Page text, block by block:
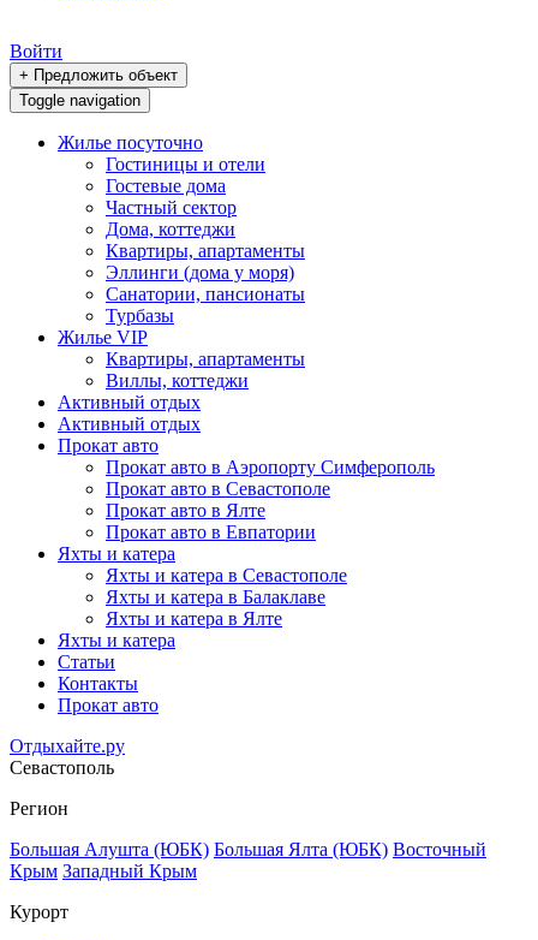
Войти
+ Предложить объект
Toggle navigation
Жилье посуточно
Гостиницы и отели
Гостевые дома
Частный сектор
Дома, коттеджи
Квартиры, апартаменты
Эллинги (дома у моря)
Санатории, пансионаты
Турбазы
Жилье VIP
Квартиры, апартаменты
Виллы, коттеджи
Активный отдых
Активный отдых
Прокат авто
Прокат авто в Аэропорту Симферополь
Прокат авто в Севастополе
Прокат авто в Ялте
Прокат авто в Евпатории
Яхты и катера
Яхты и катера в Севастополе
Яхты и катера в Балаклаве
Яхты и катера в Ялте
Яхты и катера
Статьи
Контакты
Прокат авто
Отдыхайте.ру
Севастополь
Регион
Большая Алушта (ЮБК) Большая Ялта (ЮБК) Восточный
Крым Западный Крым
Курорт